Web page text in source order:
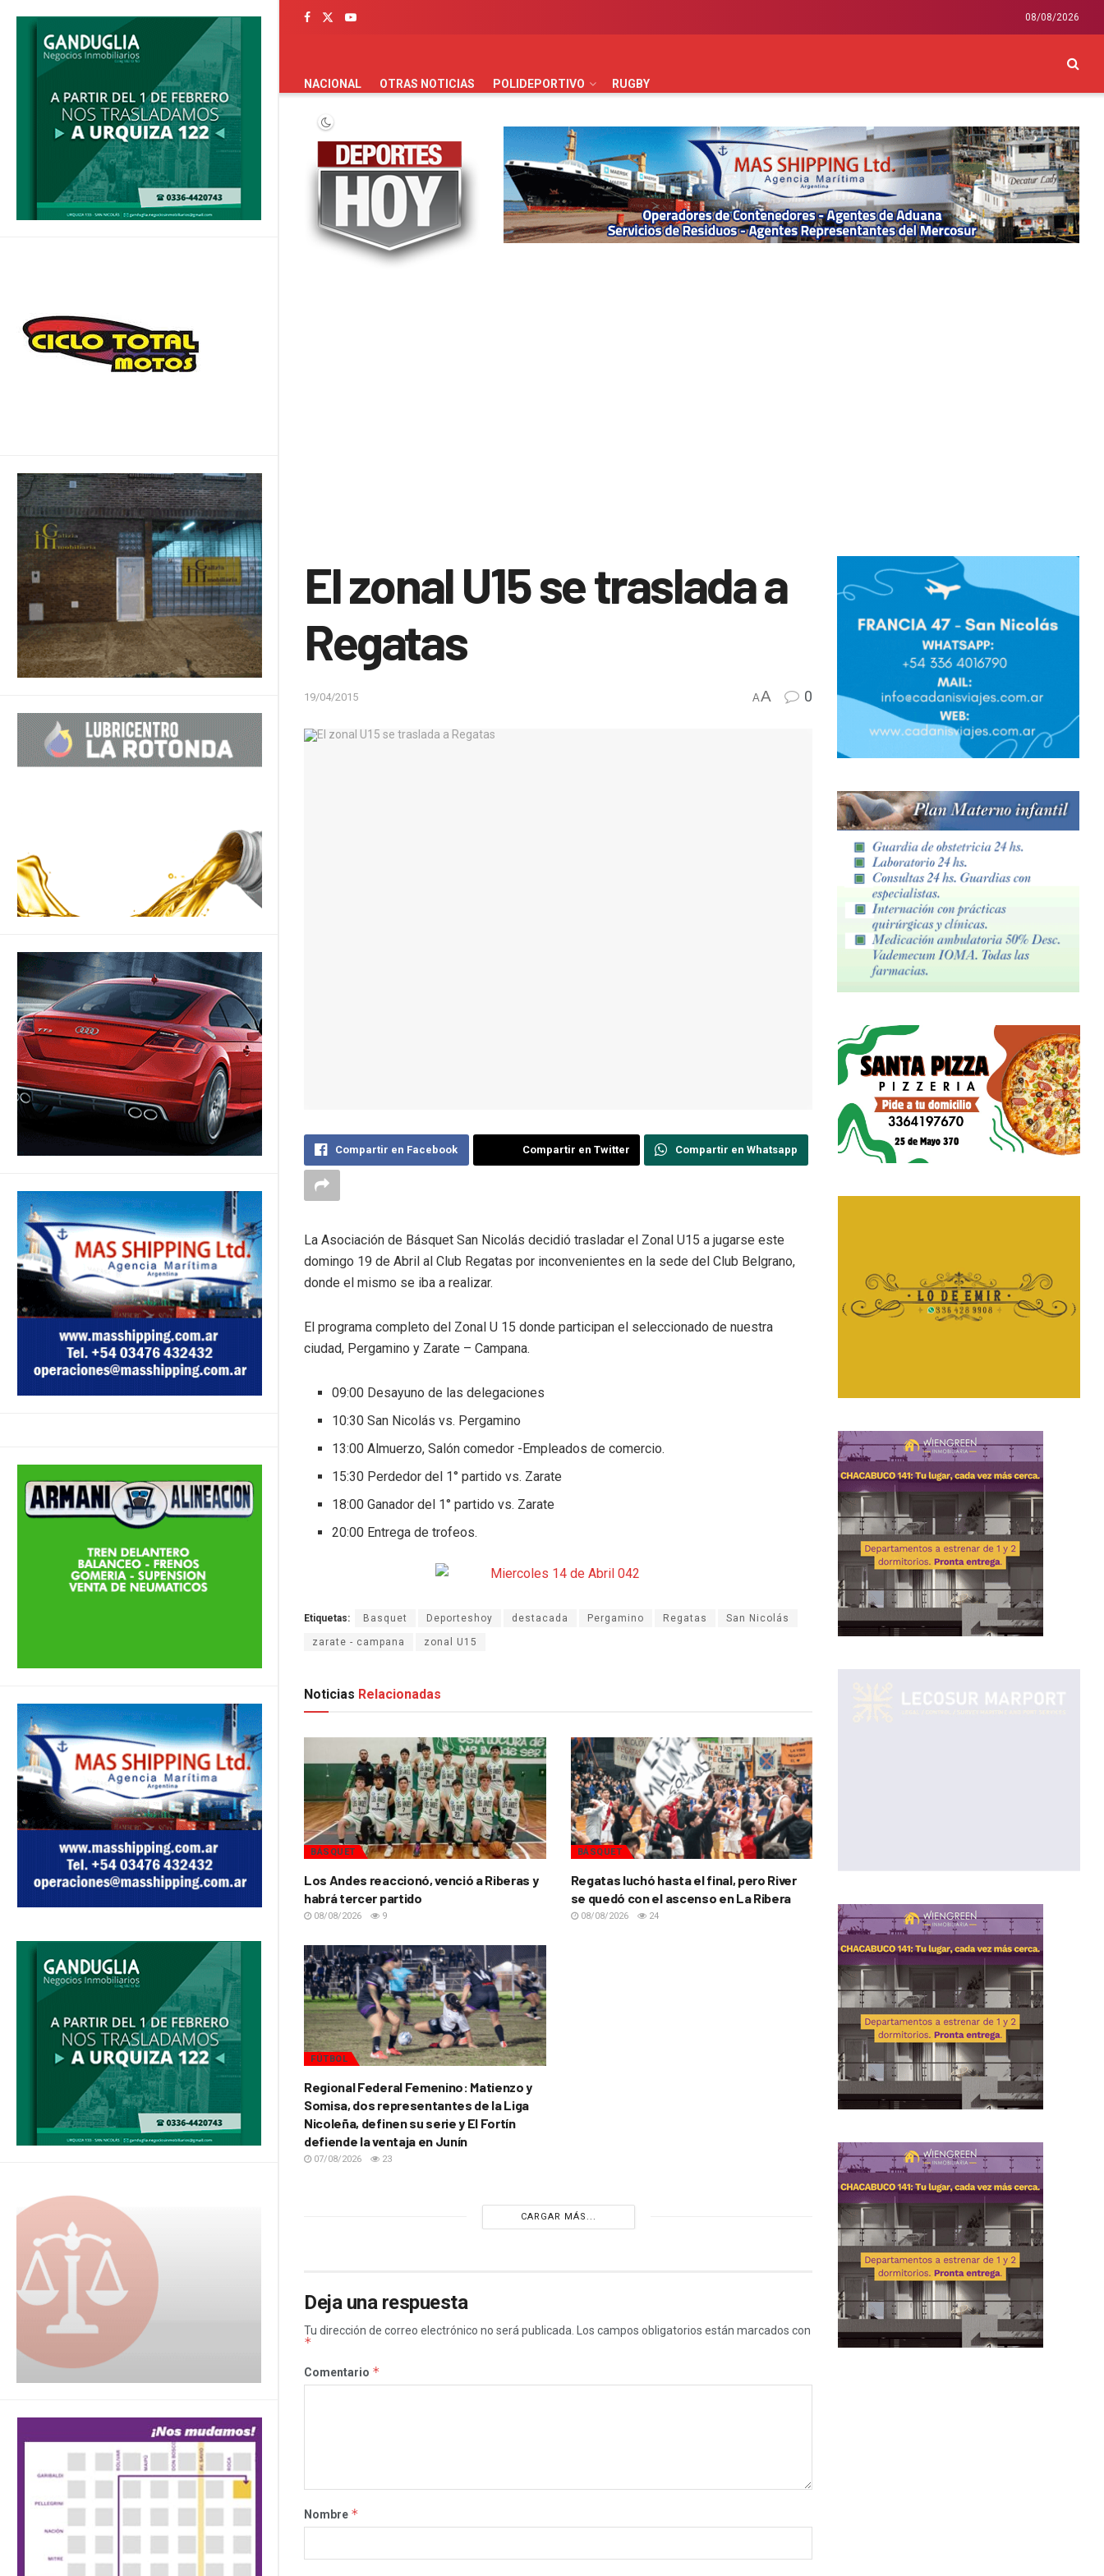
08/08/2026
PORTADA
NACIONAL OTRAS NOTICIAS POLIDEPORTIVO RUGBY
El zonal U15 se traslada a
Regatas
19/04/2015 AA 0
Compartir en Facebook Compartir en Twitter Compartir en Whatsapp
La Asociación de Básquet San Nicolás decidió trasladar el Zonal U15 a jugarse este
domingo 19 de Abril al Club Regatas por inconvenientes en la sede del Club Belgrano,
donde el mismo se iba a realizar.
El programa completo del Zonal U 15 donde participan el seleccionado de nuestra
ciudad, Pergamino y Zarate – Campana.
09:00 Desayuno de las delegaciones
10:30 San Nicolás vs. Pergamino
13:00 Almuerzo, Salón comedor -Empleados de comercio.
15:30 Perdedor del 1° partido vs. Zarate
18:00 Ganador del 1° partido vs. Zarate
20:00 Entrega de trofeos.
Etiquetas: Basquet Deporteshoy destacada Pergamino Regatas San Nicolás
zarate - campana zonal U15
Noticias Relacionadas
BÁSQUET
Los Andes reaccionó, venció a Riberas y
habrá tercer partido
08/08/2026 9
BÁSQUET
Regatas luchó hasta el final, pero River
se quedó con el ascenso en La Ribera
08/08/2026 24
FÚTBOL
Regional Federal Femenino: Matienzo y
Somisa, dos representantes de la Liga
Nicoleña, definen su serie y El Fortín
defiende la ventaja en Junín
07/08/2026 23
CARGAR MÁS...
Deja una respuesta
Tu dirección de correo electrónico no será publicada. Los campos obligatorios están marcados con
*
Comentario *
Nombre *